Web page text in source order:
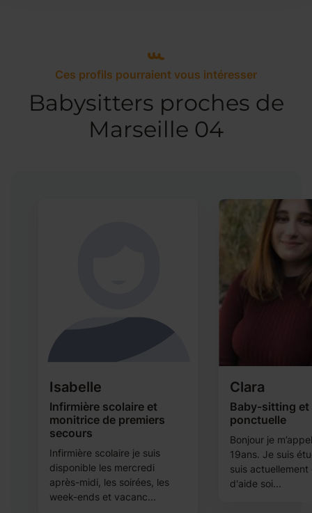
Ces profils pourraient vous intéresser
Babysitters proches de
Marseille 04
Isabelle
Infirmière scolaire et
monitrice de premiers
secours
Infirmière scolaire je suis
disponible les mercredi
après-midi, les soirées, les
week-ends et vacanc...
Clara
Baby-sitting et
ponctuelle
Bonjour je
19ans. Je suis
suis actuellement
d'aide soi...